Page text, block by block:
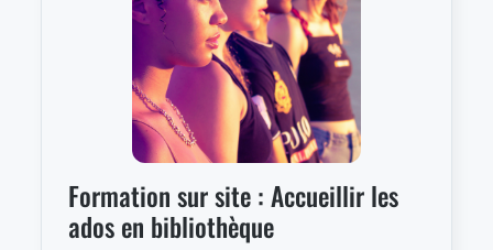
Formation sur site : Accueillir les
ados en bibliothèque